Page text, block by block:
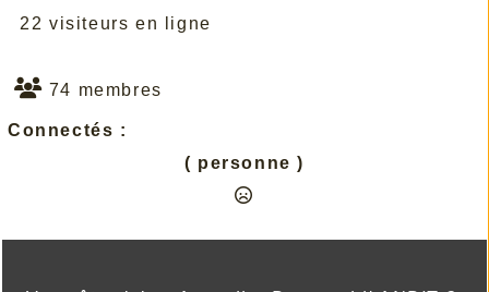
22 visiteurs en ligne
74 membres
Connectés :
( personne )